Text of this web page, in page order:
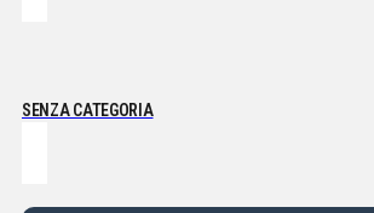
SENZA CATEGORIA